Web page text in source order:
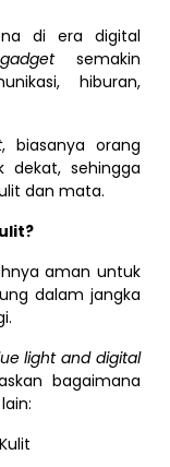
di era digital
gadget semakin
hiburan,
, biasanya orang
dekat, sehingga
dan mata.
aman untuk
dalam jangka
light and digital
bagaimana